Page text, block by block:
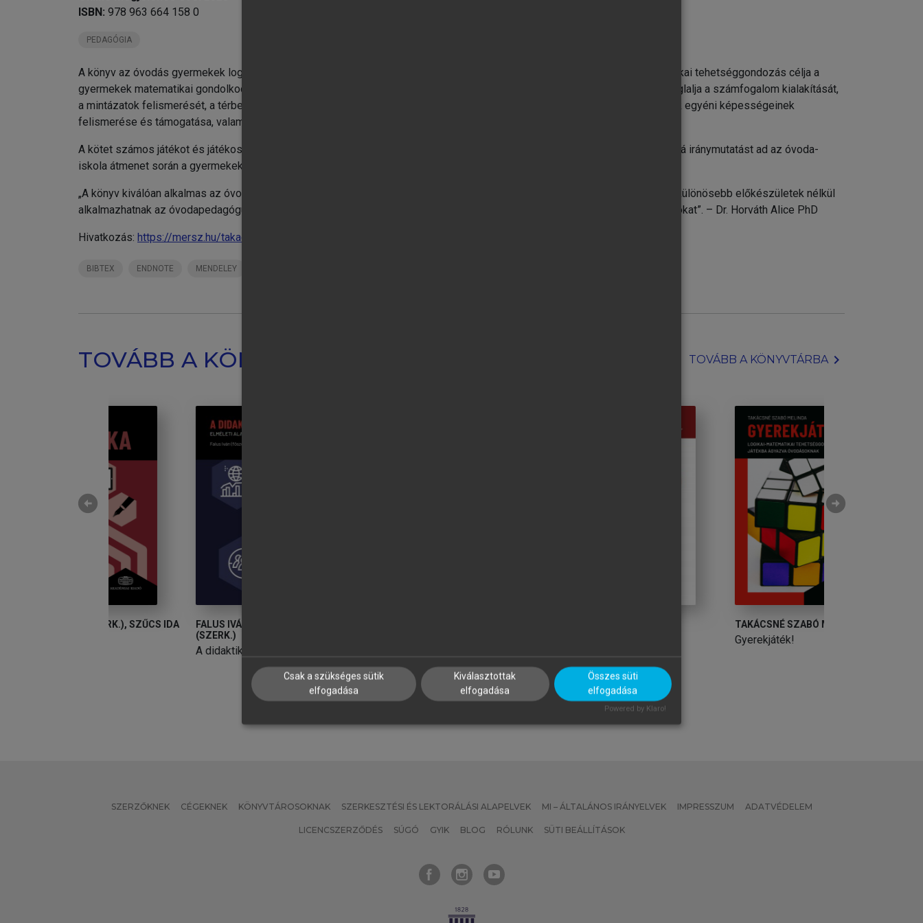
ISBN: 978 963 664 158 0
PEDAGÓGIA
A könyv az óvodás gyermekek logikai-matematikai tehetséggondozásához nyújt támogatást. Az óvodáskori logikai-matematikai tehetséggondozás célja a
gyermekek matematikai gondolkodásának és problémamegoldó képességeinek korai fejlesztése. Ez a folyamat magában foglalja a számfogalom kialakítását,
a mintázatok felismerését, a térbeli tájékozódást és a logikai következtetést. A tehetséggondozás során fontos a gyermekek egyéni képességeinek
felismerése és támogatása, valamint a játékos, élményszerű tanulási környezet biztosítása.
A kötet számos játékot és játékos tevékenységet mutat be, amelyek az óvodai élet mindennapjaiba jól beilleszthetők. Továbbá iránymutatást ad az óvoda-
iskola átmenet során a gyermekek matematikai képességeinek fejlesztéséhez is.
„A könyv kiválóan alkalmas az óvodai foglalkozások tartalmi és szakmai megújításához. Számos játékot tartalmaz, melyeket különösebb előkészületek nélkül
alkalmazhatnak az óvodapedagógusok. A módszertani ajánlások alkalmazása korszerűvé, színvonalassá teszi a foglalkozásokat”. – Dr. Horváth Alice PhD
Hivatkozás: https://mersz.hu/takacsne-szabo-gyerekjatek//
BIBTEX ENDNOTE MENDELEY
TOVÁBB A KÖNYVTÁRBA TOVÁBB A KÖNYVTÁRBAchevron_right
FALUS IVÁN (FŐSZERK.), SZŰCS IDA
A didaktika kézikönyve
szindrómás gyerekek
neveléséhez és tanításához
TAKÁCSNÉ SZABÓ MELINDA
arrow_circle_left arrow_circle_right
SZERZŐKNEK CÉGEKNEK KÖNYVTÁROSOKNAK SZERKESZTÉSI ÉS LEKTORÁLÁSI ALAPELVEK MI – ÁLTALÁNOS IRÁNYELVEK IMPRESSZUM ADATVÉDELEM
LICENCSZERZŐDÉS SÚGÓ GYIK BLOG RÓLUNK SÜTI BEÁLLÍTÁSOK
Csak a szükséges sütik
elfogadása
Kiválasztottak
elfogadása
Összes süti
elfogadása
Powered by Klaro!